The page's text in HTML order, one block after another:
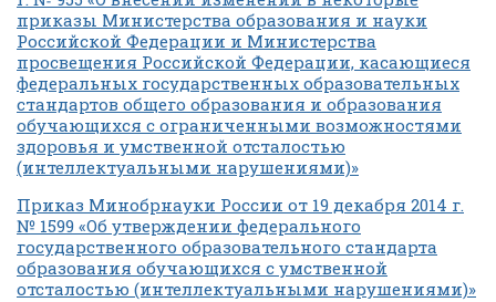
приказы Министерства образования и науки
Российской Федерации и Министерства
просвещения Российской Федерации, касающиеся
федеральных государственных образовательных
стандартов общего образования и образования
обучающихся с ограниченными возможностями
здоровья и умственной отсталостью
(интеллектуальными нарушениями)»
Приказ Минобрнауки России от 19 декабря 2014 г.
№ 1599 «Об утверждении федерального
государственного образовательного стандарта
образования обучающихся с умственной
отсталостью (интеллектуальными нарушениями)»